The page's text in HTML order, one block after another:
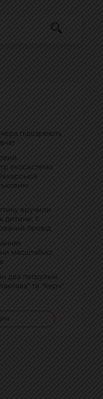
підозрюють
екосистеми
вручили
дитини: її
провід
масштабної
два патрульні
та "Керч"